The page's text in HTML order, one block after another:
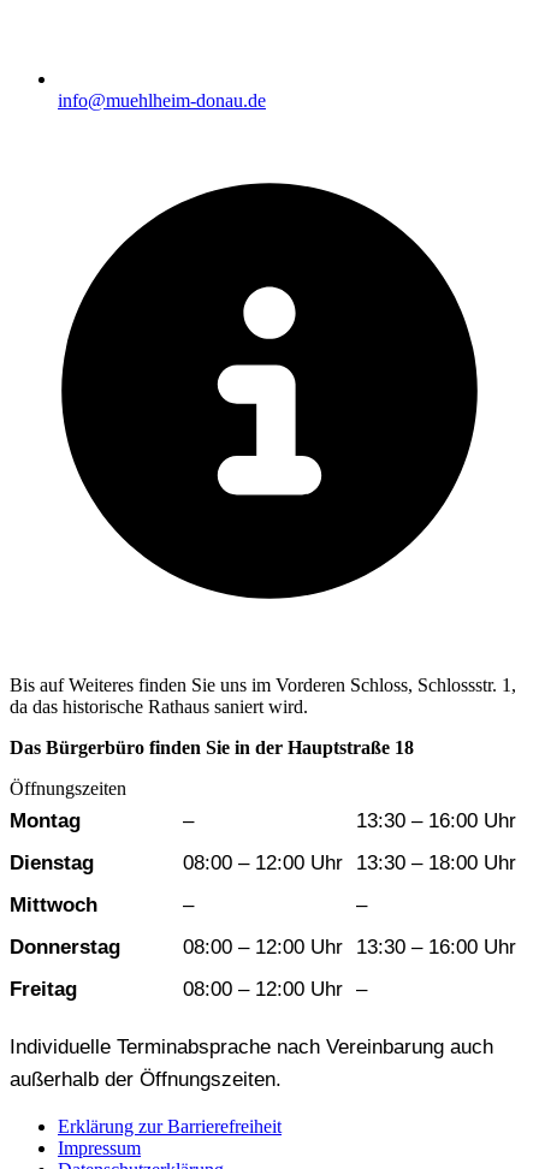
info@muehlheim-donau.de
Bis auf Weiteres finden Sie uns im Vorderen Schloss, Schlossstr. 1,
da das historische Rathaus saniert wird.
Das Bürgerbüro finden Sie in der Hauptstraße 18
Öffnungszeiten
Wochentag Vormittag
Montag –
13:30 – 16:00 Uhr
Dienstag
08:00 – 12:00 Uhr
13:30 – 18:00 Uhr
Mittwoch
–
–
Donnerstag
08:00 – 12:00 Uhr
13:30 – 16:00 Uhr
Freitag
08:00 – 12:00 Uhr –
Individuelle Terminabsprache nach Vereinbarung auch
außerhalb der Öffnungszeiten.
Erklärung zur Barrierefreiheit
Impressum